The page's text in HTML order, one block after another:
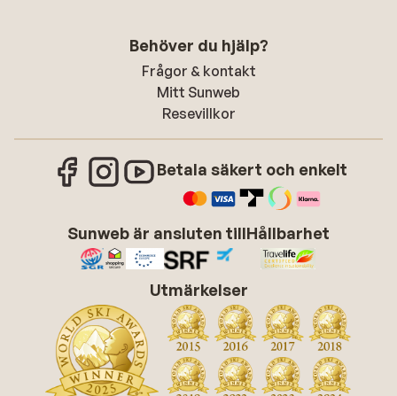
Behöver du hjälp?
Frågor & kontakt
Mitt Sunweb
Resevillkor
Betala säkert och enkelt
Sunweb är ansluten tillHållbarhet
Utmärkelser